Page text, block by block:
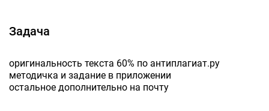
Задача
оригинальность текста 60% по антиплагиат.ру
методичка и задание в приложении
остальное дополнительно на почту